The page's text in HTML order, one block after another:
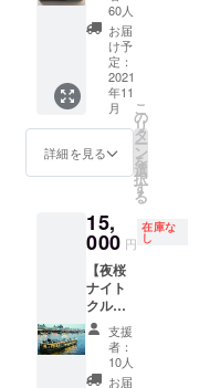
お礼の
メール
もお送
りいた
します
ので、
メール
スのご
登録を
ます。
ご利用
につい
て ご予
約は必
要ござ
いませ
んの
で、当
日の受
提示を
お願い
いたし
ます。
当社
ホーム
ページ
【本日
の運航
状況】
す。隅
田川を
堪能で
きる
ルート
で、海
風を受
けなが
ら東京
だけま
す。（※
ホタル
ナ・ヒ
ミコ・
エメラ
ルダス
はご利
用いた
だけま
ズ】 松
本零士
先生が
デザイ
ンされ
た船エ
メラル
ダスの
デザイ
ン画で
す。就
の際に
制作さ
れた非
売品の
グッズ
となっ
ており
ます。
シリア
ルナン
60人
お届
け予
定：
2021
年11
月
詳細を見る
こ
の
リ
タ
ー
ン
を
選
択
す
る
15,
000 円
在庫な
し
【夜桜
ナイト
クルー
ズ 確
約ペア
チケッ
ト】 隅
支援
者：
10人
お届